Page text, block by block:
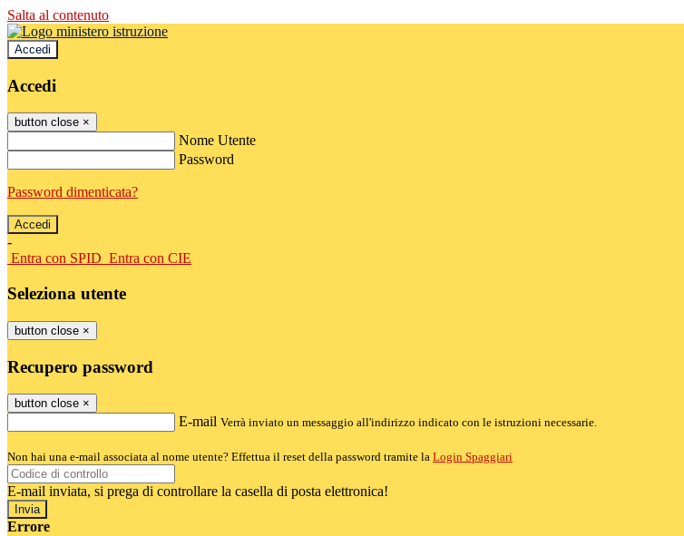
Salta al contenuto
Accedi
Accedi
button close ×
Nome Utente
Password
Password dimenticata?
-
Entra con SPID Entra con CIE
Seleziona utente
button close ×
Recupero password
button close ×
E-mail Verrà inviato un messaggio all'indirizzo indicato con le istruzioni necessarie.
Non hai una e-mail associata al nome utente? Effettua il reset della password tramite la Login Spaggiari
E-mail inviata, si prega di controllare la casella di posta elettronica!
Errore